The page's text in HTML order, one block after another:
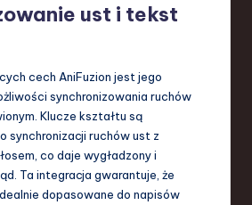
ust i tekst
cech AniFuzion jest jego
synchronizowania ruchów
Klucze kształtu są
synchronizacji ruchów ust z
co daje wygładzony i
Ta integracja gwarantuje, że
dopasowane do napisów